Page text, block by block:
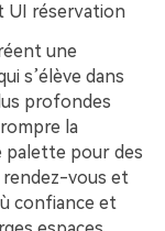
UI réservation
une
s’élève dans
profondes
la
palette pour des
rendez-vous et
confiance et